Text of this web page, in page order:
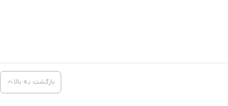
بازگشت به بالا